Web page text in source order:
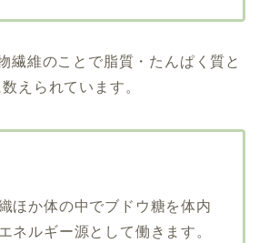
繊維のことで脂質・たんぱく質と
えられています。
ほか体の中でブドウ糖を体内
ネルギー源として働きます。